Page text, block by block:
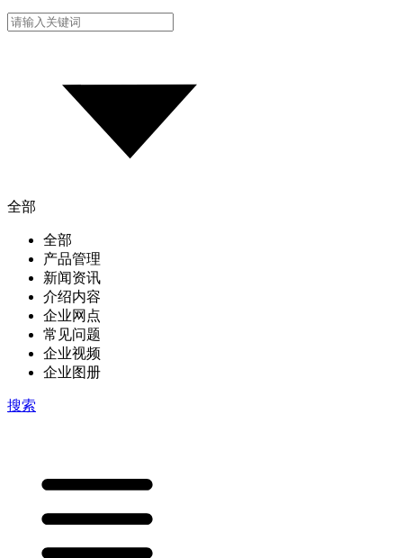
全部
全部
产品管理
新闻资讯
介绍内容
企业网点
常见问题
企业视频
企业图册
搜索